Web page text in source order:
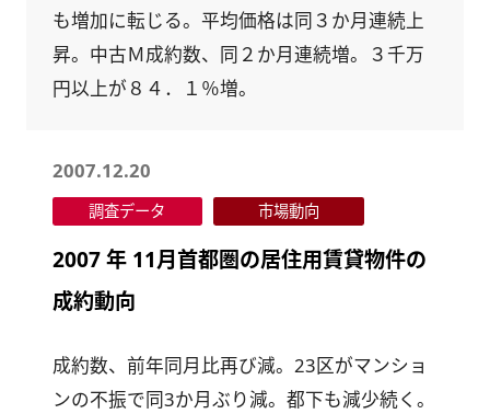
も増加に転じる。平均価格は同３か月連続上
昇。中古Ｍ成約数、同２か月連続増。３千万
円以上が８４．１％増。
2007.12.20
調査データ 市場動向
2007 年 11月首都圏の居住用賃貸物件の
成約動向
成約数、前年同月比再び減。23区がマンショ
ンの不振で同3か月ぶり減。都下も減少続く。